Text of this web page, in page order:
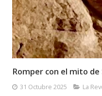
Romper con el mito de
31 Octubre 2025 La